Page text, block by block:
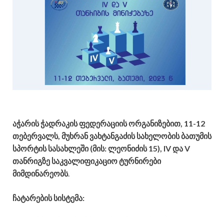
აჭარის ჭადრაკის ფედერაციის ორგანიზებით, 11-12
თებერვალს, მუხრან ვახტანგაძის სახელობის ბათუმის
სპორტის სასახლეში (მის: ლეონიძის 15), IV და V
თანრიგზე საკვალიფიკაციო ტურნირები
მიმდინარეობს.
ჩატარების სისტემა: